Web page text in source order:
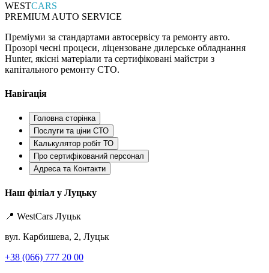
WESTCARS
PREMIUM AUTO SERVICE
Преміуми за стандартами автосервісу та ремонту авто.
Прозорі чесні процеси, ліцензоване дилерське обладнання
Hunter, якісні матеріали та сертифіковані майстри з
капітального ремонту СТО.
Навігація
Головна сторінка
Послуги та ціни СТО
Калькулятор робіт ТО
Про сертифікований персонал
Адреса та Контакти
Наш філіал у Луцьку
📍 WestCars Луцьк
вул. Карбишева, 2, Луцьк
+38 (066) 777 20 00